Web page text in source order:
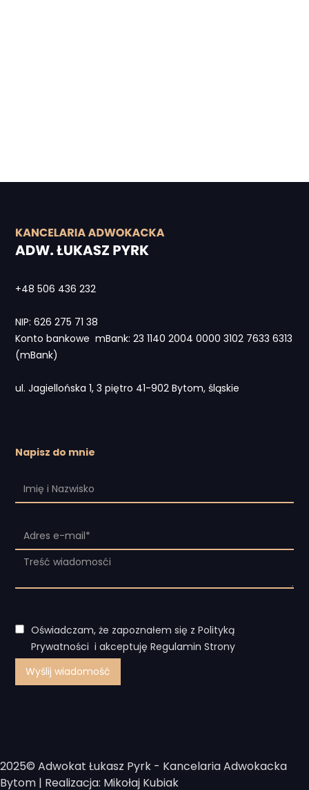
+48 506 436 232
NIP: 626 275 71 38
Konto bankowe mBank: 23 1140 2004 0000 3102 7633 6313
(mBank)
ul. Jagiellońska 1, 3 piętro 41-902 Bytom, śląskie
Napisz do mnie
Oświadczam, że zapoznałem się z Polityką
Prywatności i akceptuję Regulamin Strony
2025© Adwokat Łukasz Pyrk - Kancelaria Adwokacka
Bytom | Realizacja: Mikołaj Kubiak